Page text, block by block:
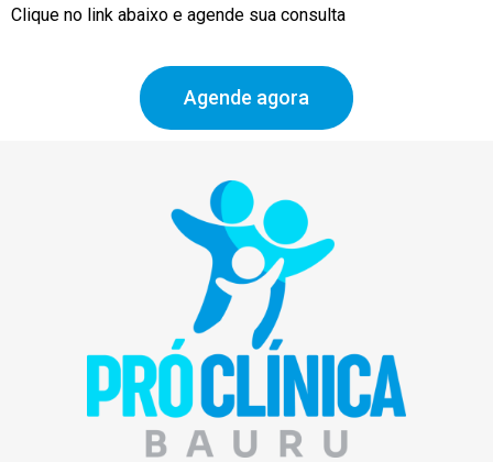
Clique no link abaixo e agende sua consulta
Agende agora